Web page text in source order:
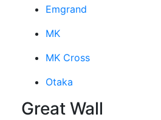
Emgrand
MK
MK Cross
Otaka
Great Wall